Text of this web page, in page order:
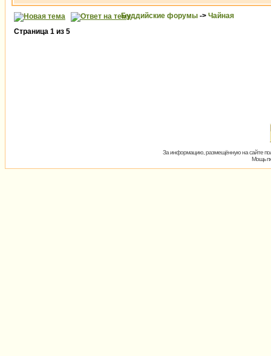
Буддийские форумы -> Чайная
Страница 1 из 5
За информацию, размещённую на сайте
Мощь